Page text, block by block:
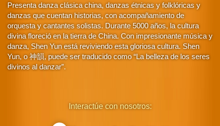
Presenta danza clásica china, danzas étnicas y folklóricas y
danzas que cuentan historias, con acompañamiento de
orquesta y cantantes solistas. Durante 5000 años, la cultura
divina floreció en la tierra de China. Con impresionante música y
danza, Shen Yun está reviviendo esta gloriosa cultura. Shen
Yun, o 神韻, puede ser traducido como “La belleza de los seres
divinos al danzar”.
Interactúe con nosotros: